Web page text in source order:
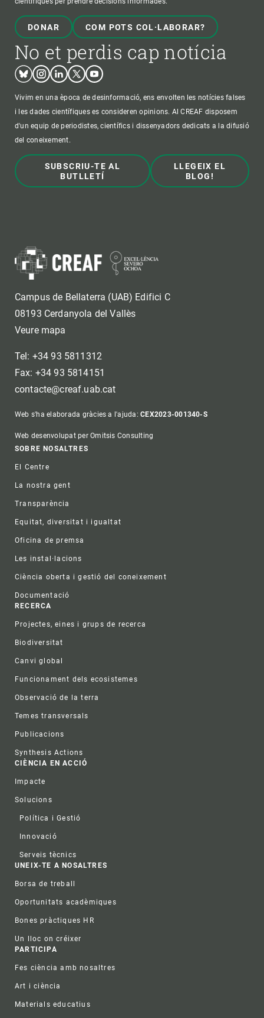
DONAR COM POTS COL·LABORAR?
No et perdis cap notícia
BlueskyInstagram
LinkedinTwitterYoutube
Vivim en una època de desinformació, ens envolten les notícies falses
i les dades científiques es consideren opinions. Al CREAF disposem
d'un equip de periodistes, científics i dissenyadors dedicats a la difusió
del coneixement.
SUBSCRIU-TE AL
BUTLLETÍ
LLEGEIX EL
BLOG!
Campus de Bellaterra (UAB) Edifici C
08193 Cerdanyola del Vallès
Veure mapa
Tel: +34 93 5811312
Fax: +34 93 5814151
contacte@creaf.uab.cat
Web s'ha elaborada gràcies a l'ajuda:CEX2023-001340-S
Web desenvolupat per Omitsis Consulting
Footer
SOBRE NOSALTRES
El Centre
La nostra gent
Transparència
Equitat, diversitat i igualtat
Oficina de premsa
Les instal·lacions
Ciència oberta i gestió del coneixement
Documentació
RECERCA
Projectes, eines i grups de recerca
Biodiversitat
Canvi global
Funcionament dels ecosistemes
Observació de la terra
Temes transversals
Publicacions
Synthesis Actions
CIÈNCIA EN ACCIÓ
Impacte
Solucions
Política i Gestió
Innovació
Serveis tècnics
UNEIX-TE A NOSALTRES
Borsa de treball
Oportunitats acadèmiques
Bones pràctiques HR
Un lloc on créixer
PARTICIPA
Fes ciència amb nosaltres
Art i ciència
Materials educatius